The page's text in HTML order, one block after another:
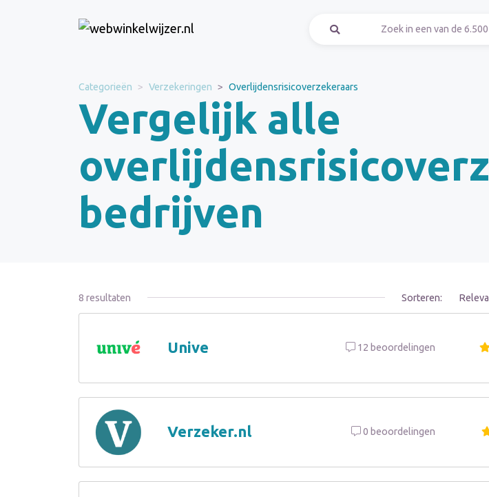
Categorieën Verzekeringen Overlijdensrisicoverzekeraars
Vergelijk alle
bedrijven
8 resultaten Sorteren:
Unive 12 beoordelingen
Verzeker.nl 0 beoordelingen